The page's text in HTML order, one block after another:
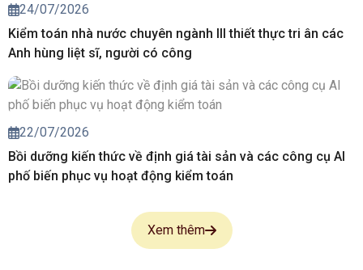
24/07/2026
Kiểm toán nhà nước chuyên ngành III thiết thực tri ân các
Anh hùng liệt sĩ, người có công
22/07/2026
Bồi dưỡng kiến thức về định giá tài sản và các công cụ AI
phố biến phục vụ hoạt động kiểm toán
Xem thêm